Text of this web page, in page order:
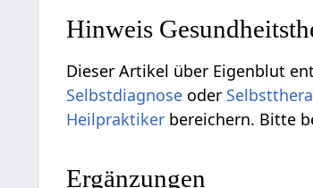
Hinweis
Dieser Artikel über Eigenblut
Selbstdiagnose oder
Heilpraktiker bereichern. Bitte
Ergänzungen